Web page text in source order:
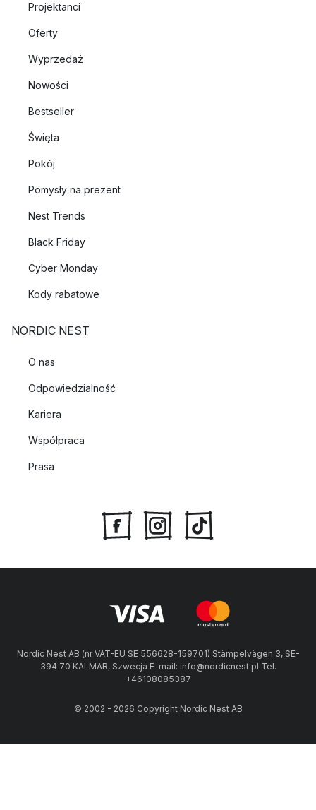
Projektanci
Oferty
Wyprzedaż
Nowości
Bestseller
Święta
Pokój
Pomysły na prezent
Nest Trends
Black Friday
Cyber Monday
Kody rabatowe
NORDIC NEST
O nas
Odpowiedzialność
Kariera
Współpraca
Prasa
Nordic Nest AB (nr VAT-EU SE 556628-159701) Stämpelvägen 3, SE-
394 70 KALMAR, Szwecja E-mail: info@nordicnest.pl Tel.
+46108085387
© 2002 - 2026 Copyright Nordic Nest AB